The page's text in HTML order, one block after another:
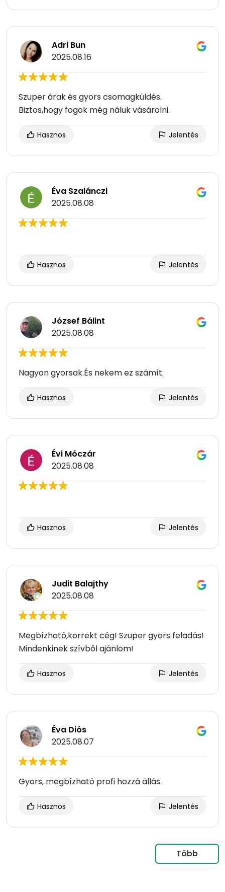
Adri Bun
2025.08.16
Szuper árak és gyors csomagküldés.
Biztos,hogy fogok még náluk vásárolni.
Hasznos Jelentés
Éva Szalánczi
2025.08.08
Hasznos Jelentés
József Bálint
2025.08.08
Nagyon gyorsak.És nekem ez számít.
Hasznos Jelentés
Évi Móczár
2025.08.08
Hasznos Jelentés
Judit Balajthy
2025.08.08
Megbízható,korrekt cég! Szuper gyors feladás!
Mindenkinek szívből ajánlom!
Hasznos Jelentés
Éva Diós
2025.08.07
Gyors, megbízható profi hozzá állás.
Hasznos Jelentés
Több